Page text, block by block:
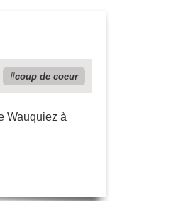
coup de coeur
Wauquiez à